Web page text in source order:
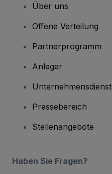
Über uns
Offene Verteilung
Partnerprogramm
Anleger
Unternehmensdienst
Pressebereich
Stellenangebote
Haben Sie Fragen?